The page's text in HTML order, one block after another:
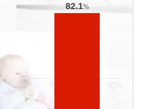
82.1%